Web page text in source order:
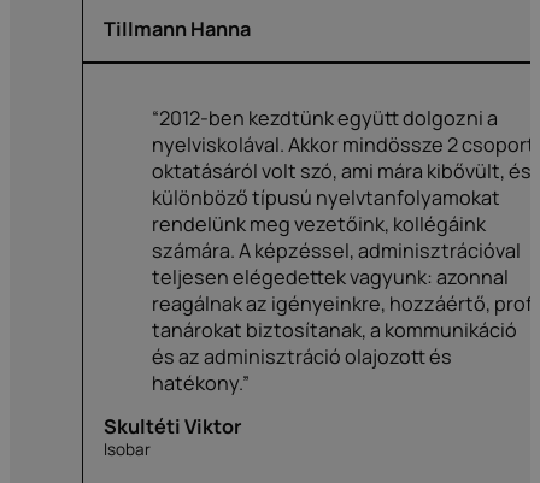
Tillmann Hanna
“2012-ben kezdtünk együtt dolgozni a
nyelviskolával. Akkor mindössze 2 csoport
oktatásáról volt szó, ami mára kibővült, és
különböző típusú nyelvtanfolyamokat
rendelünk meg vezetőink, kollégáink
számára. A képzéssel, adminisztrációval
teljesen elégedettek vagyunk: azonnal
reagálnak az igényeinkre, hozzáértő, profi
tanárokat biztosítanak, a kommunikáció
és az adminisztráció olajozott és
hatékony.”
Skultéti Viktor
Isobar